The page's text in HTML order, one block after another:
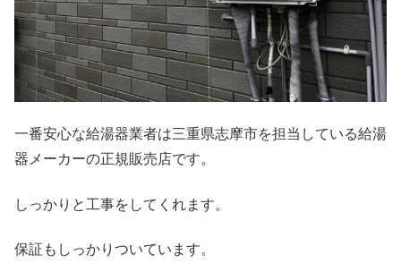
一番安心な給湯器業者は三重県志摩市を担当している給湯
器メーカーの正規販売店です。
しっかりと工事をしてくれます。
保証もしっかりついています。